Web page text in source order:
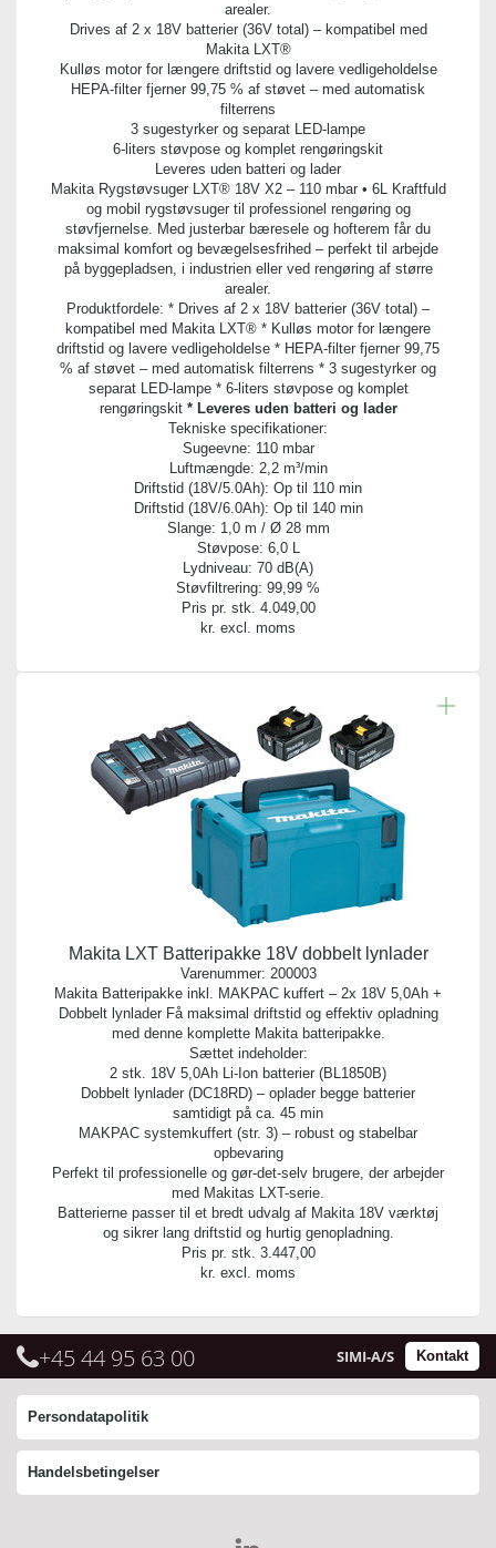
arealer.
Drives af 2 x 18V batterier (36V total) – kompatibel med
Makita LXT®
Kulløs motor for længere driftstid og lavere vedligeholdelse
HEPA-filter fjerner 99,75 % af støvet – med automatisk
filterrens
3 sugestyrker og separat LED-lampe
6-liters støvpose og komplet rengøringskit
Leveres uden batteri og lader
Makita Rygstøvsuger LXT® 18V X2 – 110 mbar • 6L Kraftfuld
og mobil rygstøvsuger til professionel rengøring og
støvfjernelse. Med justerbar bæresele og hofterem får du
maksimal komfort og bevægelsesfrihed – perfekt til arbejde
på byggepladsen, i industrien eller ved rengøring af større
arealer.
Produktfordele: * Drives af 2 x 18V batterier (36V total) –
kompatibel med Makita LXT® * Kulløs motor for længere
driftstid og lavere vedligeholdelse * HEPA-filter fjerner 99,75
% af støvet – med automatisk filterrens * 3 sugestyrker og
separat LED-lampe * 6-liters støvpose og komplet
rengøringskit * Leveres uden batteri og lader
Tekniske specifikationer:
Sugeevne: 110 mbar
Luftmængde: 2,2 m³/min
Driftstid (18V/5.0Ah): Op til 110 min
Driftstid (18V/6.0Ah): Op til 140 min
Slange: 1,0 m / Ø 28 mm
Støvpose: 6,0 L
Lydniveau: 70 dB(A)
Støvfiltrering: 99,99 %
Pris pr. stk. 4.049,00
kr. excl. moms
Makita LXT Batteripakke 18V dobbelt lynlader
Varenummer: 200003
Makita Batteripakke inkl. MAKPAC kuffert – 2x 18V 5,0Ah +
Dobbelt lynlader Få maksimal driftstid og effektiv opladning
med denne komplette Makita batteripakke.
Sættet indeholder:
2 stk. 18V 5,0Ah Li-Ion batterier (BL1850B)
Dobbelt lynlader (DC18RD) – oplader begge batterier
samtidigt på ca. 45 min
MAKPAC systemkuffert (str. 3) – robust og stabelbar
opbevaring
Perfekt til professionelle og gør-det-selv brugere, der arbejder
med Makitas LXT-serie.
Batterierne passer til et bredt udvalg af Makita 18V værktøj
og sikrer lang driftstid og hurtig genopladning.
Pris pr. stk. 3.447,00
kr. excl. moms
+45 44 95 63 00 Kontakt
SIMI-A/S
Persondatapolitik
Handelsbetingelser